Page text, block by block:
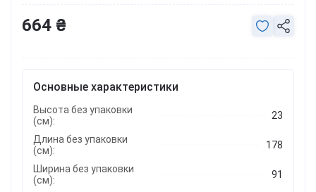
Основные характеристики
Высота без упаковки
(см):
23
Длина без упаковки
(см):
178
Ширина без упаковки
(см):
91
664 ₴